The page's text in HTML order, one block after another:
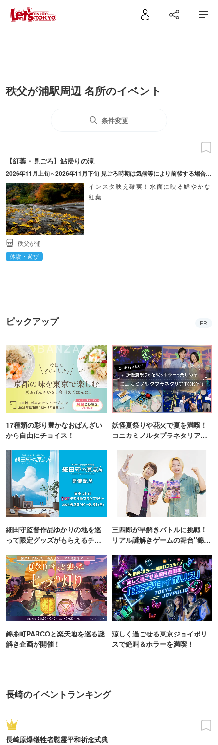
秩父が浦駅周辺 名所のイベント
条件変更
【紅葉・見ごろ】鮎帰りの滝
2026年11月上旬～2026年11月下旬 見ごろ時期は気候等により前後する場合あり。日中（8：00～17：00頃）の観賞がおすすめ。
インスタ映え確実！水面に映る鮮やかな
紅葉
秩父が浦
体験・遊び
ピックアップ PR
17種類の彩り豊かなおばんざい
から自由にチョイス！
妖怪夏祭りや花火で夏を満喫！
コニカミノルタプラネタリア
細田守監督作品ゆかりの地を巡
って限定グッズがもらえるチャ
三四郎が早解きバトルに挑戦！
リアル謎解きゲームの舞台"錦糸
錦糸町PARCOと楽天地を巡る謎
解き企画が開催！
涼しく過ごせる東京ジョイポリ
スで絶叫＆ホラーを満喫！
長崎のイベントランキング
長崎原爆犠牲者慰霊平和祈念式典